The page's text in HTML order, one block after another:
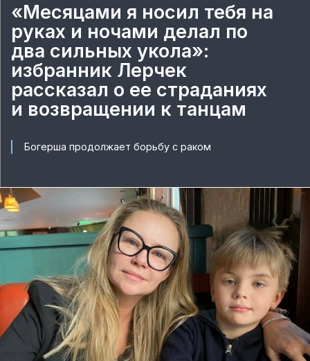
«Месяцами я носил тебя на
руках и ночами делал по
два сильных укола»:
избранник Лерчек
рассказал о ее страданиях
и возвращении к танцам
Богерша продолжает борьбу с раком